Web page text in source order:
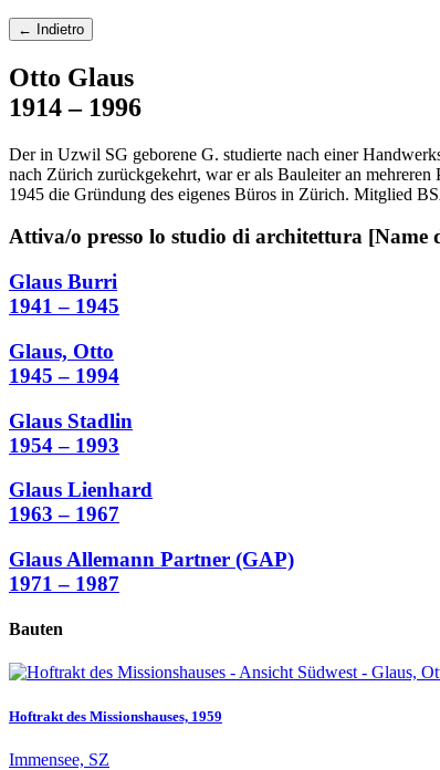
← Indietro
Otto Glaus
1914 – 1996
Der in Uzwil SG geborene G. studierte nach einer
nach Zürich zurückgekehrt, war er als Bauleiter an
1945 die Gründung des eigenes Büros in Zürich. Mitglied
Attiva/o presso lo studio di architettura [Name
Glaus Burri
1941 – 1945
Glaus, Otto
1945 – 1994
Glaus Stadlin
1954 – 1993
Glaus Lienhard
1963 – 1967
Glaus Allemann Partner (GAP)
1971 – 1987
Bauten
Hoftrakt des Missionshauses, 1959
Immensee, SZ